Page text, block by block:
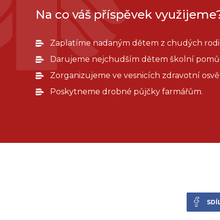
Na co váš příspěvek
Zaplatíme nadaným dětem z chudých
Darujeme nejchudším dětem školní
Zorganizujeme ve vesnicích zdravotní
Poskytneme drobné půjčky farmářům.